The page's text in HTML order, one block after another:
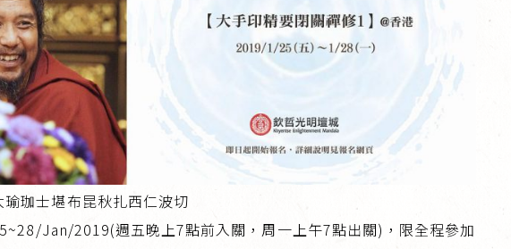
珈士堪布昆秋扎西仁波切
Jan/2019(週五晚上7點前入關，周一上午7點出關)，限全程參加